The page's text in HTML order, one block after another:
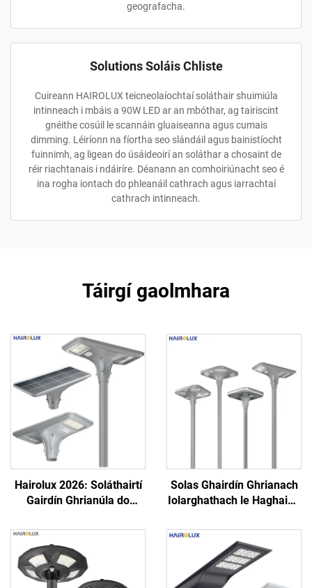
geografacha.
Solutions Soláis Chliste
Cuireann HAIROLUX teicneolaíochtaí soláthair shuimiúla
intinneach i mbáis a 90W LED ar an mbóthar, ag tairiscint
gnéithe cosúil le scannáin gluaiseanna agus cumais
dimming. Léiríonn na fíortha seo slándáil agus bainistíocht
fuinnimh, ag ligean do úsáideoirí an soláthar a chosaint de
réir riachtanais i ndáiríre. Déanann an comhoiriúnacht seo é
ina rogha iontach do phleanáil cathrach agus iarrachtaí
cathrach intinneach.
Táirgí gaolmhara
Hairolux 2026: Soláthairtí
Gairdín Ghrianúla do
Bóthar Uisce-Phróifí do
Úsáid Amuigh
Solas Ghairdín Ghrianach
Iolarghathach le Haghaidh
Uasghníomhach
Custamaithe Zhongshan